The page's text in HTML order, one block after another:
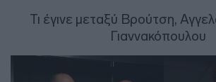
Τι έγινε μεταξύ Βρούτση,
Γιαννακόπουλου